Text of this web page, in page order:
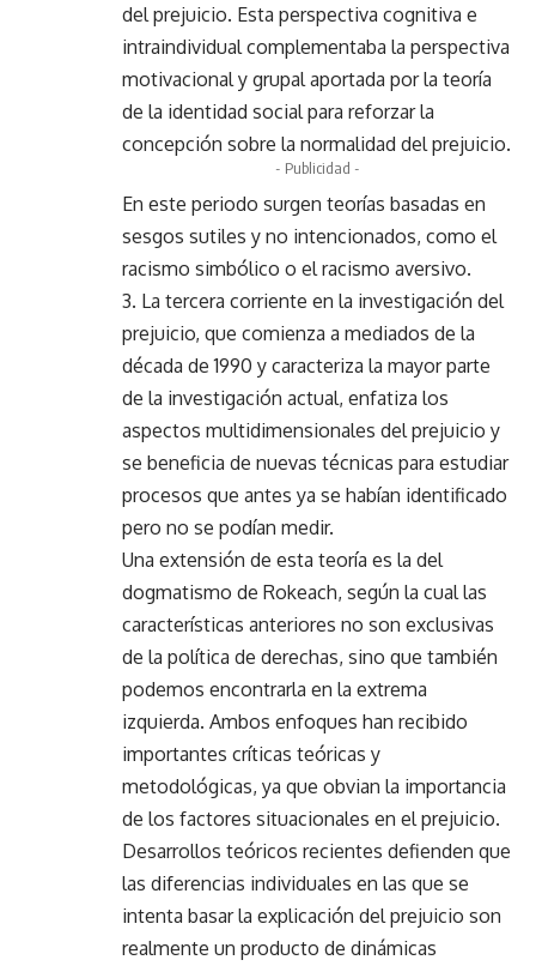
del prejuicio. Esta perspectiva cognitiva e
intraindividual complementaba la perspectiva
motivacional y grupal aportada por la teoría
de la identidad social para reforzar la
concepción sobre la normalidad del prejuicio.
- Publicidad -
En este periodo surgen teorías basadas en
sesgos sutiles y no intencionados, como el
racismo simbólico o el racismo aversivo.
3. La tercera corriente en la investigación del
prejuicio, que comienza a mediados de la
década de 1990 y caracteriza la mayor parte
de la investigación actual, enfatiza los
aspectos multidimensionales del prejuicio y
se beneficia de nuevas técnicas para estudiar
procesos que antes ya se habían identificado
pero no se podían medir.
Una extensión de esta teoría es la del
dogmatismo de Rokeach, según la cual las
características anteriores no son exclusivas
de la política de derechas, sino que también
podemos encontrarla en la extrema
izquierda. Ambos enfoques han recibido
importantes críticas teóricas y
metodológicas, ya que obvian la importancia
de los factores situacionales en el prejuicio.
Desarrollos teóricos recientes defienden que
las diferencias individuales en las que se
intenta basar la explicación del prejuicio son
realmente un producto de dinámicas